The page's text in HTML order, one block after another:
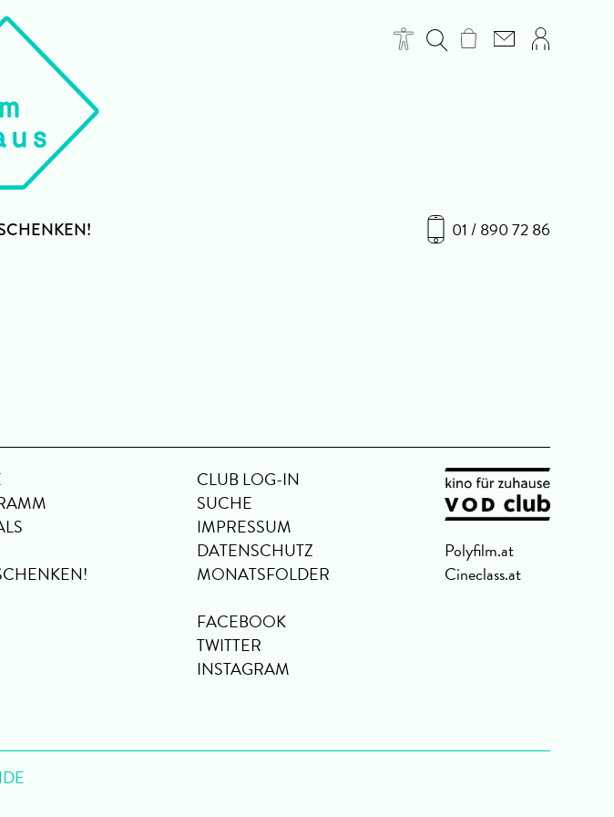
01 / 890 72 86
CLUB LOG-IN
SUCHE
IMPRESSUM
DATENSCHUTZ
MONATSFOLDER
FACEBOOK
TWITTER
INSTAGRAM
Polyfilm.at
Cineclass.at